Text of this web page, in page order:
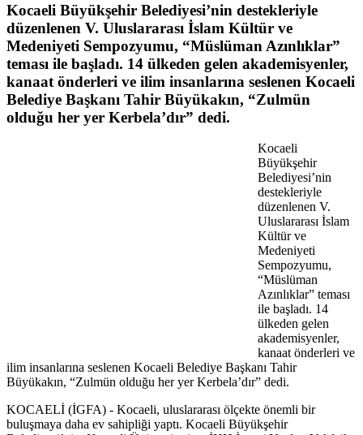
Kocaeli Büyükşehir Belediyesi’nin destekleriyle
düzenlenen V. Uluslararası İslam Kültür ve
Medeniyeti Sempozyumu, “Müslüman Azınlıklar”
teması ile başladı. 14 ülkeden gelen akademisyenler,
kanaat önderleri ve ilim insanlarına seslenen Kocaeli
Belediye Başkanı Tahir Büyükakın, “Zulmün
olduğu her yer Kerbela’dır” dedi.
Kocaeli
Büyükşehir
Belediyesi’nin
destekleriyle
düzenlenen V.
Uluslararası İslam
Kültür ve
Medeniyeti
Sempozyumu,
“Müslüman
Azınlıklar” teması
ile başladı. 14
ülkeden gelen
akademisyenler,
kanaat önderleri ve
ilim insanlarına seslenen Kocaeli Belediye Başkanı Tahir
Büyükakın, “Zulmün olduğu her yer Kerbela’dır” dedi.
KOCAELİ (İGFA) - Kocaeli, uluslararası ölçekte önemli bir
buluşmaya daha ev sahipliği yaptı. Kocaeli Büyükşehir